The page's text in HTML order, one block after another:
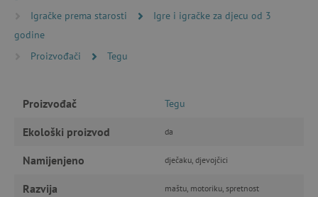
Igračke prema starosti
Igre i igračke za djecu od 3
godine
Proizvođači
Tegu
Proizvođač Tegu
Ekološki proizvod da
Namijenjeno dječaku, djevojčici
Razvija maštu, motoriku, spretnost
Nužno potrebni kolačići
Izvedba
Nužno potrebni kolačići omogućavaju osnovnu
odgovarajuće upotrebljavati bez nužno
CookieScriptConsent